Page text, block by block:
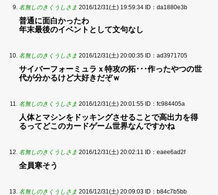
名無しのきくうしさま 2016/12/31(土) 19:59:34 ID：da1880e3b
普通に面白かったわ
年末最後のイベントとして文句なし
名無しのきくうしさま 2016/12/31(土) 20:00:35 ID：ad3971705
サイバーフォーミュラｘ特攻の拓･･･作ったやつの世
代が分かるけど大好きだぞｗ
名無しのきくうしさま 2016/12/31(土) 20:01:55 ID：fc984405a
人体とマシンをドッキングさせることで高出力を得
るってどこのカードゲーム世界なんですかね
名無しのきくうしさま 2016/12/31(土) 20:02:11 ID：eaee6ad2f
全員寒そう
名無しのきくうしさま 2016/12/31(土) 20:09:03 ID：b84c7b5bb